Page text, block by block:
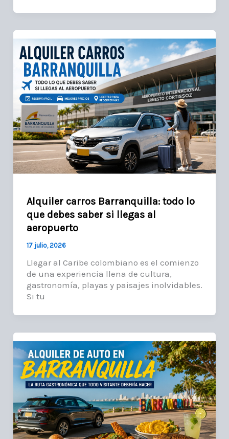
Alquiler carros Barranquilla: todo lo
que debes saber si llegas al
aeropuerto
17 julio, 2026
Llegar al Caribe colombiano es el comienzo
de una experiencia llena de cultura,
gastronomía, playas y paisajes inolvidables.
Si tu